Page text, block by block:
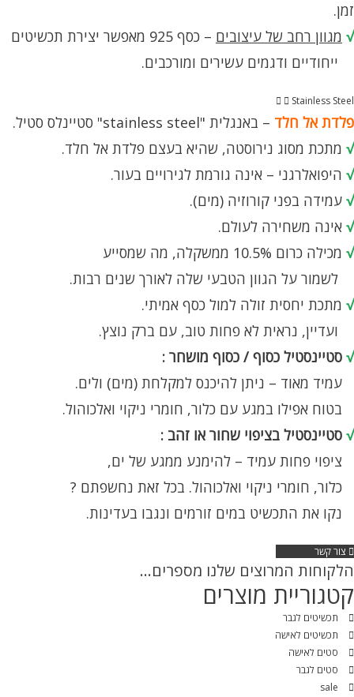
זמן.
√ מגוון רחב של עיצובים – כסף 925 מאפשר יצירת תכשיטים
ייחודיים ודגמים עשירים ומורכבים.
Stainless Steel
פלדת אל חלד – באנגלית "stainless steel" סטיינלס סטיל.
√ מתכת מסוג נירוסטה, שהיא בעצם פלדת אל חלד.
√ היפואלרגני – אינה גורמת לגירויים בעור.
√ עמידה בפני קורוזיה (מים).
√ אינה משחירה לעולם.
√ מכילה כרום 10.5% ממשקלה, מה שמסייע
לשמור על הגוון הטבעי שלה לאורך שנים רבות.
√ מתכת יחסית זולה למול כסף אמיתי.
ועדיין, נראית לא פחות טוב, עם ברק נוצץ.
√ סטיינסטיל כסוף / כסוף מושחר :
עמיד מאוד – ניתן להיכנס למקלחת (מים) ולים.
בטוח אפילו במגע עם כלור, חומרי ניקוי ואלכוהול.
√ סטיינסטיל בציפוי שחור או זהב :
ציפוי פחות עמיד – להימנע ממגע של ים,
כלור, חומרי ניקוי ואלכוהול. בכל זאת נחשפתם ?
נקו את התכשיט במים זורמים ונגבו בעדינות.
צור קשר
הלקוחות המרוצים שלנו מספרים...
קטגוריית מוצרים
תכשיטים לגבר
תכשיטים לאישה
סטים לאישה
סטים לגבר
sale